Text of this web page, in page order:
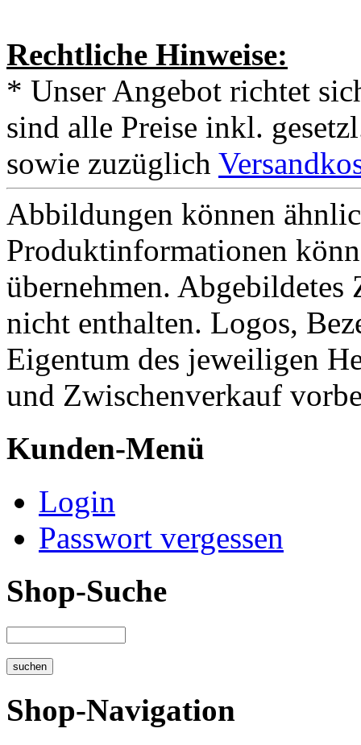
Rechtliche Hinweise:
* Unser Angebot richtet
sind alle Preise inkl.
sowie zuzüglich
Abbildungen können
Produktinformationen
übernehmen.
nicht enthalten. Logos,
Eigentum des jeweiligen
und Zwischenverkauf
Kunden-Menü
Login
Passwort vergessen
Shop-Suche
Shop-Navigation